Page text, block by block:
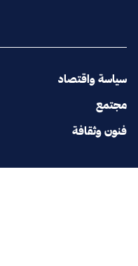
سياسة واقتصاد
مجتمع
فنون وثقافة